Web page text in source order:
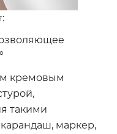
кремовым
такими
маркер,